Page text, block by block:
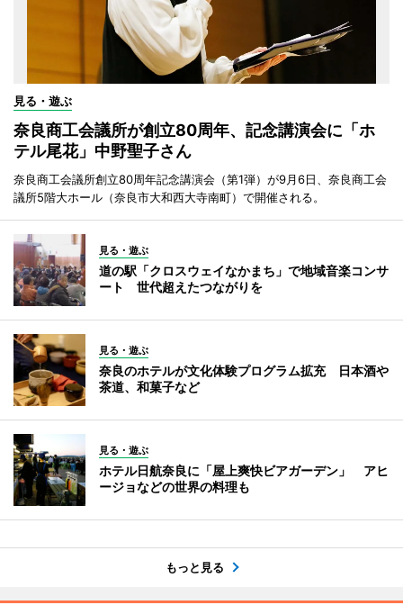
見る・遊ぶ
奈良商工会議所が創立80周年、記念講演会に「ホ
テル尾花」中野聖子さん
奈良商工会議所創立80周年記念講演会（第1弾）が9月6日、奈良商工会
議所5階大ホール（奈良市大和西大寺南町）で開催される。
見る・遊ぶ
道の駅「クロスウェイなかまち」で地域音楽コンサ
ート 世代超えたつながりを
見る・遊ぶ
奈良のホテルが文化体験プログラム拡充 日本酒や
茶道、和菓子など
見る・遊ぶ
ホテル日航奈良に「屋上爽快ビアガーデン」 アヒ
ージョなどの世界の料理も
もっと見る